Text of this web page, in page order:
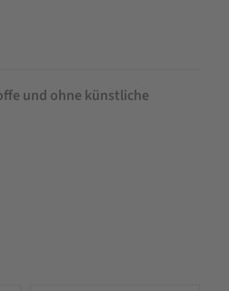
und ohne künstliche